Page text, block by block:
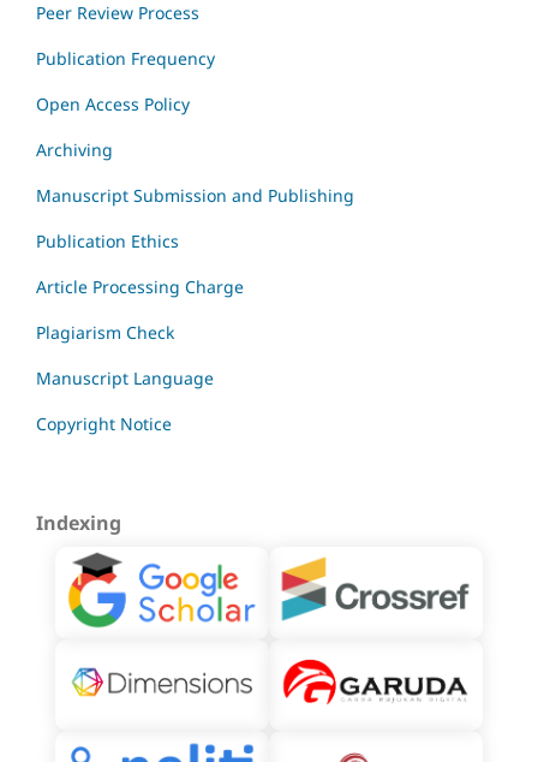
Peer Review Process
Publication Frequency
Open Access Policy
Archiving
Manuscript Submission and Publishing
Publication Ethics
Article Processing Charge
Plagiarism Check
Manuscript Language
Copyright Notice
Indexing